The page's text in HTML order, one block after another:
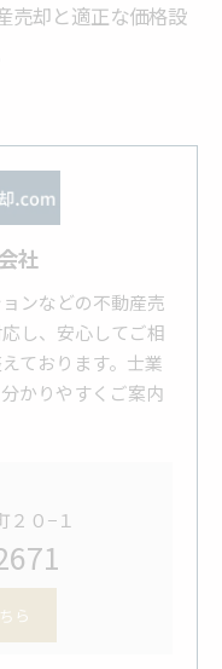
売却と適正な価格設
社
ンなどの不動産売
し、安心してご相
ております。士業
かりやすくご案内
２０−１
ら